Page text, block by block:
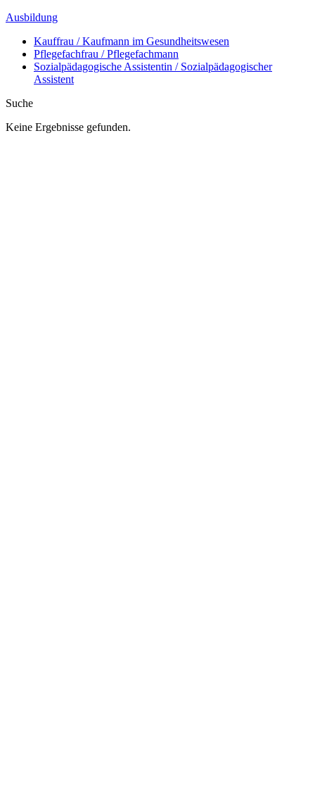
Ausbildung
Kauffrau / Kaufmann im Gesundheitswesen
Pflegefachfrau / Pflegefachmann
Sozialpädagogische Assistentin / Sozialpädagogischer
Assistent
Suche
Keine Ergebnisse gefunden.